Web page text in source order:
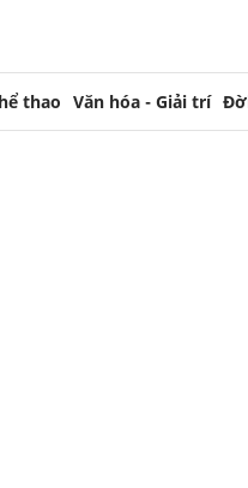
thao Văn hóa - Giải trí